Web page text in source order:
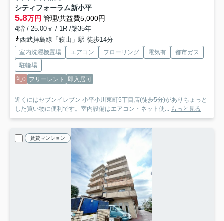
シティフォーラム新小平
5.8万円 管理/共益費5,000円
4階 / 25.00㎡ / 1R /築35年
西武拝島線「萩山」駅 徒歩14分
室内洗濯機置場 エアコン フローリング 電気有
都市ガス
駐輪場
礼0 フリーレント 即入居可
近くにはセブンイレブン 小平小川東町5丁目店(徒歩5分)がありちょっと
した買い物に便利です。室内設備はエアコン・ネット使...
もっと見る
賃貸マンション